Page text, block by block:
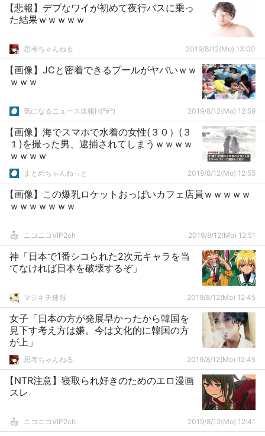
【悲報】デブなワイが初めて夜行バスに乗っ
た結果ｗｗｗｗｗ
思考ちゃんねる 2019/8/12(Mo) 13:00
【画像】JCと密着できるプールがヤバいｗｗ
ｗｗｗ
気になるニュース速報H(°∀°) 2019/8/12(Mo) 12:59
【画像】海でスマホで水着の女性(３０）(３
１)を撮った男、逮捕されてしまうｗｗｗｗ
ｗｗｗｗ
まとめちゃんねっと 2019/8/12(Mo) 12:55
【画像】この爆乳ロケットおっぱいカフェ店員ｗｗｗｗｗ
ｗｗｗｗｗｗｗ
ニコニコVIP2ch 2019/8/12(Mo) 12:51
神「日本で1番シコられた2次元キャラを当
てなければ日本を破壊するぞ」
マジキチ速報 2019/8/12(Mo) 12:45
女子「日本の方が発展早かったから韓国を
見下す考え方は嫌。今は文化的に韓国の方
が上」
思考ちゃんねる 2019/8/12(Mo) 12:45
【NTR注意】寝取られ好きのためのエロ漫画
スレ
ニコニコVIP2ch 2019/8/12(Mo) 12:41